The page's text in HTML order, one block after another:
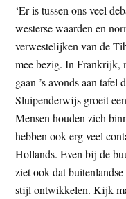
‘Er is tussen ons veel
westerse waarden en
verwestelijken van de
mee bezig. In Frankrijk,
gaan ’s avonds aan tafel
Sluipenderwijs groeit
Mensen houden zich
hebben ook erg veel
Hollands. Even bij de
ziet ook dat
stijl ontwikkelen. Kijk